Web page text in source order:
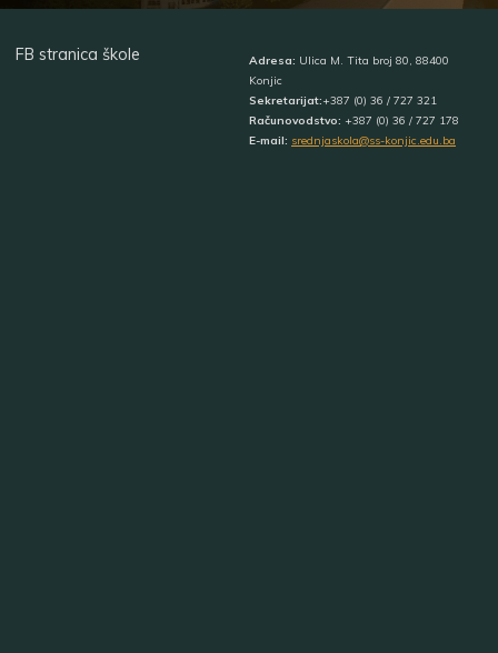
FB stranica škole Adresa: Ulica M. Tita broj 80, 88400
Konjic
Sekretarijat:+387 (0) 36 / 727 321
Računovodstvo: +387 (0) 36 / 727 178
E-mail: srednjaskola@ss-konjic.edu.ba